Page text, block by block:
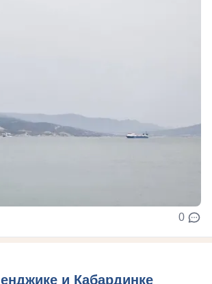
0
и Кабардинке